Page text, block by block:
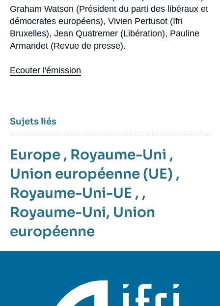
Graham Watson (Président du parti des libéraux et
démocrates européens), Vivien Pertusot (Ifri
Bruxelles), Jean Quatremer (Libération), Pauline
Armandet (Revue de presse).
Ecouter l'émission
Sujets liés
Europe , Royaume-Uni ,
Union européenne (UE) ,
Royaume-Uni-UE , ,
Royaume-Uni, Union
européenne